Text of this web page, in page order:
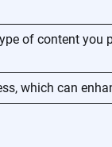
of content you
which can